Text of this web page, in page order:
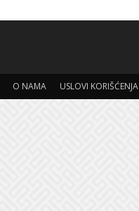
O NAMA USLOVI KORIŠĆENJA